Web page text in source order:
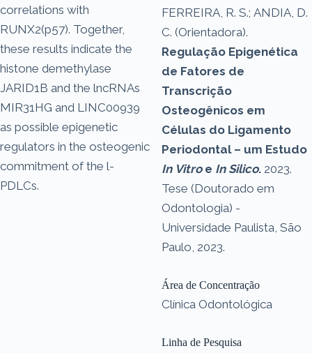
correlations with
RUNX2(p57). Together,
these results indicate the
histone demethylase
JARID1B and the lncRNAs
MIR31HG and LINC00939
as possible epigenetic
regulators in the osteogenic
commitment of the l-
PDLCs.
FERREIRA, R. S.; ANDIA, D.
C. (Orientadora).
Regulação Epigenética
de Fatores de
Transcrição
Osteogênicos em
Células do Ligamento
Periodontal – um Estudo
In Vitroe In Silico. 2023.
Tese (Doutorado em
Odontologia) -
Universidade Paulista, São
Paulo, 2023.
Área de Concentração
Clínica Odontológica
Linha de Pesquisa